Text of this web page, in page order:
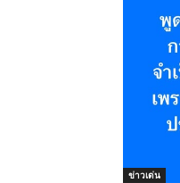
ข่าวเด่น